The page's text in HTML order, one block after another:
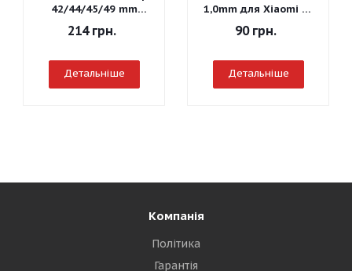
42/44/45/49 mm
(Чорний)
214грн.
Детальніше
1,0mm для Xiaomi Mi
90грн.
Детальніше
Компанія
Політика
Гарантія